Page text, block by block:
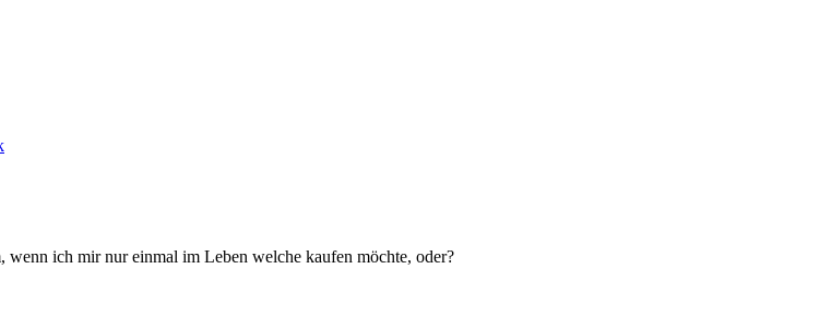
ich mir nur einmal im Leben welche kaufen möchte, oder?